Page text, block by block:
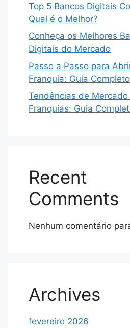
Top 5 Bancos Digitais
Qual é o Melhor?
Conheça os Melhores
Digitais do Mercado
Passo a Passo para
Franquia: Guia Completo
Tendências de Mercado
Franquias: Guia
Recent
Comments
Nenhum comentário
Archives
fevereiro 2026